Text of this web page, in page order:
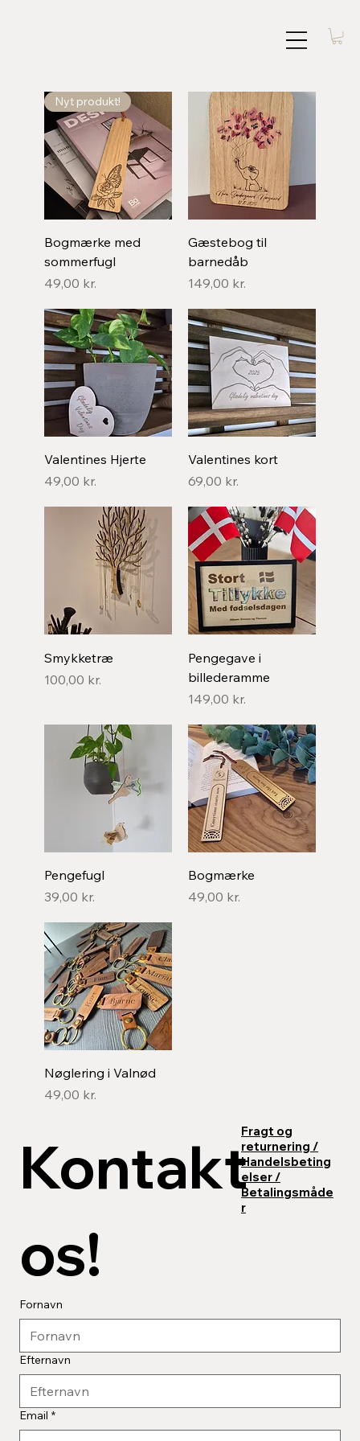
Nyt produkt!
Bogmærke med
sommerfugl
Pris
49,00 kr.
Gæstebog til
barnedåb
Pris
149,00 kr.
Valentines Hjerte
Pris
49,00 kr.
Valentines kort
Pris
69,00 kr.
Smykketræ
Pris
100,00 kr.
Pengegave i
billederamme
Pris
149,00 kr.
Pengefugl
Pris
39,00 kr.
Bogmærke
Pris
49,00 kr.
Nøglering i Valnød
Pris
49,00 kr.
Kontaktinfo
Adresse: Rungsvej, 7100 Vejle
WoodCreate@outlook.dk
Kontakt
os!
Fornavn
Efternavn
Email *
Fragt og
returnering /
Handelsbeting
elser /
Betalingsmåde
r